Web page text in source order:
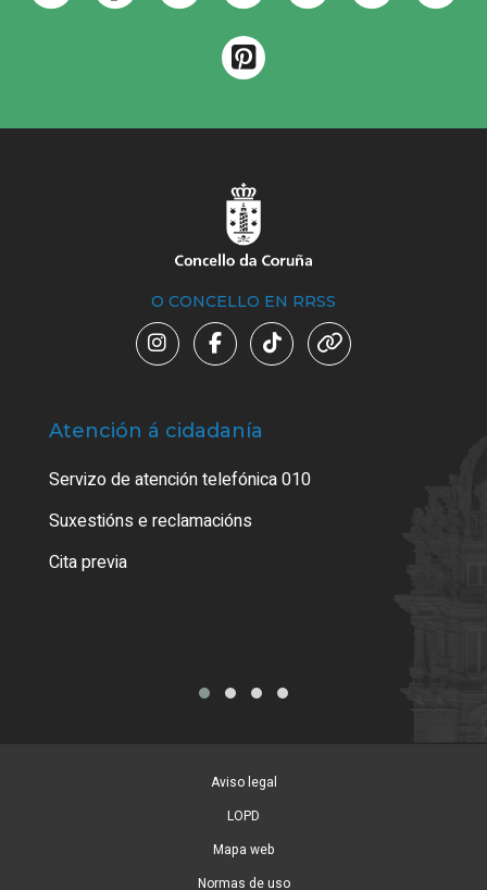
O CONCELLO EN RRSS
Atención á cidadanía
Servizo de atención telefónica 010
Suxestións e reclamacións
Cita previa
Aviso legal
LOPD
Mapa web
Normas de uso